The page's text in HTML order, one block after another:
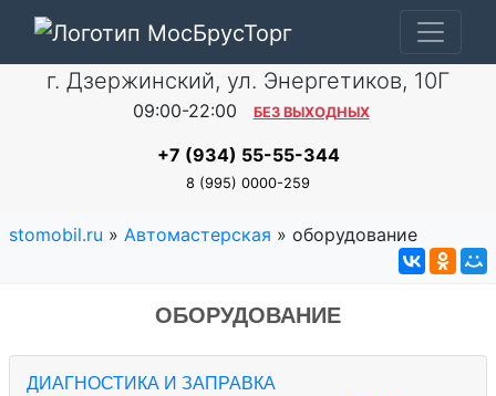
г. Дзержинский, ул. Энергетиков, 10Г
09:00-22:00 БЕЗ ВЫХОДНЫХ
+7 (934) 55-55-344
8 (995) 0000-259
stomobil.ru » Автомастерская » оборудование
ОБОРУДОВАНИЕ
ДИАГНОСТИКА И ЗАПРАВКА